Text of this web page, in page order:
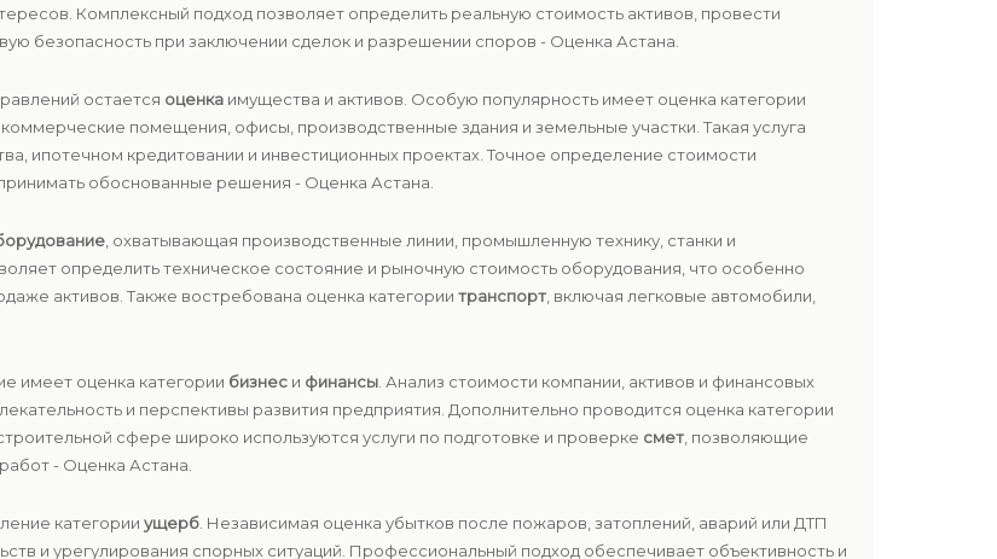
Комплексный подход позволяет определить реальную стоимость активов, провести
безопасность при заключении сделок и разрешении споров - Оценка Астана.
остается оценка имущества и активов. Особую популярность имеет оценка категории
помещения, офисы, производственные здания и земельные участки. Такая услуга
ипотечном кредитовании и инвестиционных проектах. Точное определение стоимости
обоснованные решения - Оценка Астана.
, охватывающая производственные линии, промышленную технику, станки и
определить техническое состояние и рыночную стоимость оборудования, что особенно
активов. Также востребована оценка категории транспорт , включая легковые автомобили,
имеет оценка категории бизнес и финансы . Анализ стоимости компании, активов и финансовых
и перспективы развития предприятия. Дополнительно проводится оценка категории
сфере широко используются услуги по подготовке и проверке смет , позволяющие
- Оценка Астана.
категории ущерб . Независимая оценка убытков после пожаров, затоплений, аварий или ДТП
и урегулирования спорных ситуаций. Профессиональный подход обеспечивает объективность и